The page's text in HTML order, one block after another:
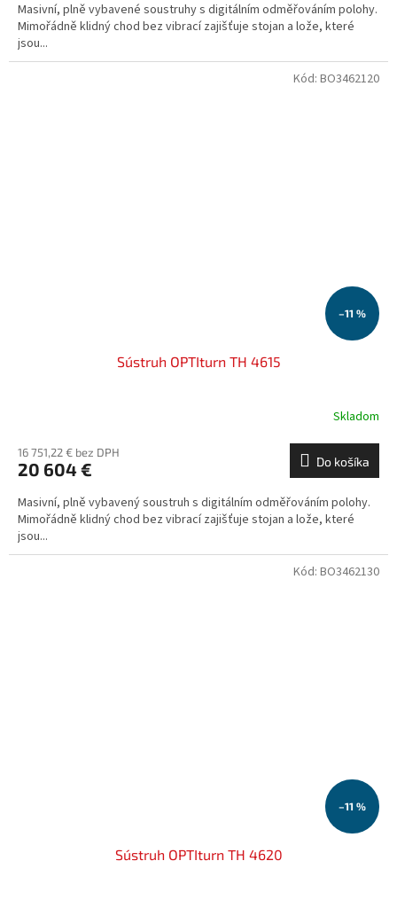
Masivní, plně vybavené soustruhy s digitálním odměřováním polohy.
Mimořádně klidný chod bez vibrací zajišťuje stojan a lože, které
jsou...
–11 %
Sústruh OPTIturn TH 4615
Skladom
16 751,22 € bez DPH
20 604 € Do košíka
Masivní, plně vybavený soustruh s digitálním odměřováním polohy.
Mimořádně klidný chod bez vibrací zajišťuje stojan a lože, které
jsou...
Kód: BO3462120
–11 %
Sústruh OPTIturn TH 4620
Kód: BO3462130